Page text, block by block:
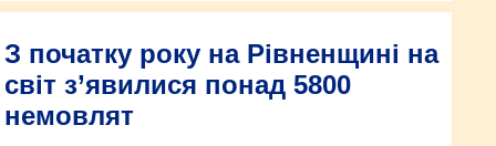
З початку року на Рівненщині на
світ з’явилися понад 5800
немовлят